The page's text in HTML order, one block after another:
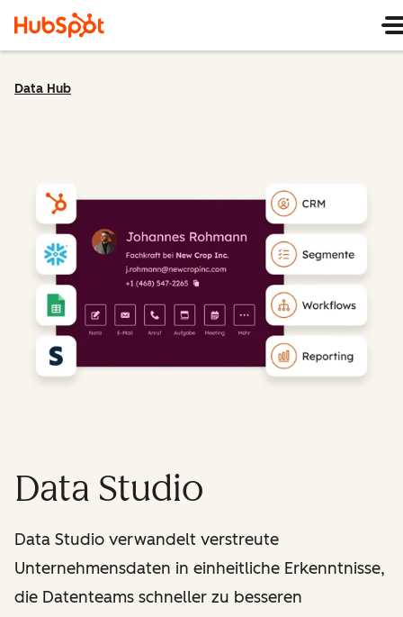
Data Hub
Data Studio
Data Studio verwandelt verstreute
Unternehmensdaten in einheitliche Erkenntnisse,
die Datenteams schneller zu besseren